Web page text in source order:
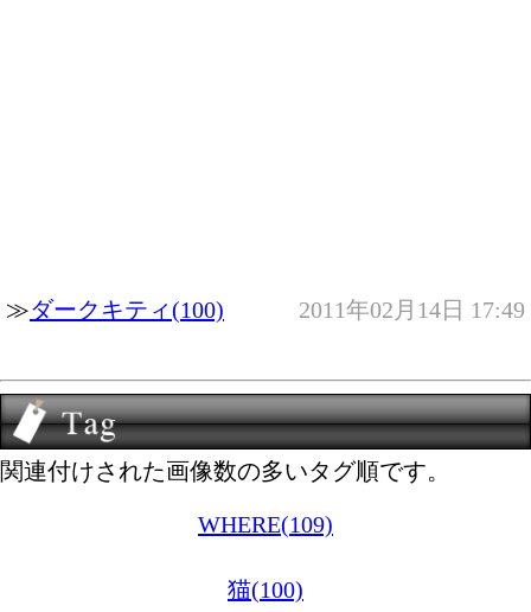
≫ダークキティ(100) 2011年02月14日 17:49
関連付けされた画像数の多いタグ順です。
WHERE(109)
猫(100)